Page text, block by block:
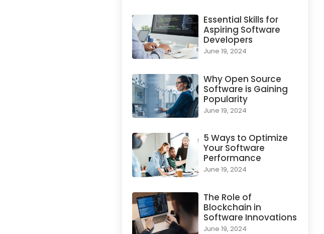
Essential Skills for
Aspiring Software
Developers
June 19, 2024
Why Open Source
Software is Gaining
Popularity
June 19, 2024
5 Ways to Optimize
Your Software
Performance
June 19, 2024
The Role of
Blockchain in
Software Innovations
June 19, 2024